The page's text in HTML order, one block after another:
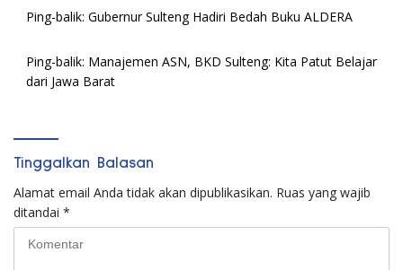
Ping-balik: Gubernur Sulteng Hadiri Bedah Buku ALDERA
Ping-balik: Manajemen ASN, BKD Sulteng: Kita Patut Belajar
dari Jawa Barat
Tinggalkan Balasan
Alamat email Anda tidak akan dipublikasikan. Ruas yang wajib
ditandai *